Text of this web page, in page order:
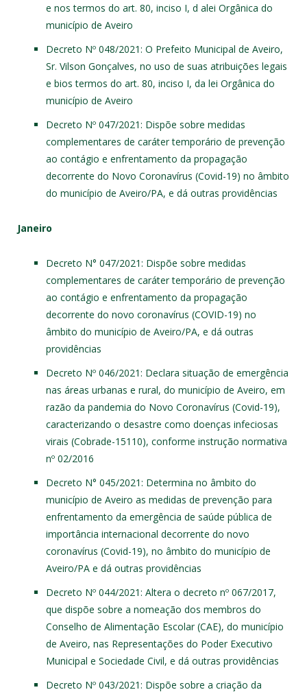
e nos termos do art. 80, inciso I, d alei Orgânica do
município de Aveiro
Decreto Nº 048/2021: O Prefeito Municipal de Aveiro,
Sr. Vilson Gonçalves, no uso de suas atribuições legais
e bios termos do art. 80, inciso I, da lei Orgânica do
município de Aveiro
Decreto Nº 047/2021: Dispõe sobre medidas
complementares de caráter temporário de prevenção
ao contágio e enfrentamento da propagação
decorrente do Novo Coronavírus (Covid-19) no âmbito
do município de Aveiro/PA, e dá outras providências
Janeiro
Decreto N° 047/2021: Dispõe sobre medidas
complementares de caráter temporário de prevenção
ao contágio e enfrentamento da propagação
decorrente do novo coronavírus (COVID-19) no
âmbito do município de Aveiro/PA, e dá outras
providências
Decreto Nº 046/2021: Declara situação de emergência
nas áreas urbanas e rural, do município de Aveiro, em
razão da pandemia do Novo Coronavírus (Covid-19),
caracterizando o desastre como doenças infeciosas
virais (Cobrade-15110), conforme instrução normativa
nº 02/2016
Decreto N° 045/2021: Determina no âmbito do
município de Aveiro as medidas de prevenção para
enfrentamento da emergência de saúde pública de
importância internacional decorrente do novo
coronavírus (Covid-19), no âmbito do município de
Aveiro/PA e dá outras providências
Decreto Nº 044/2021: Altera o decreto nº 067/2017,
que dispõe sobre a nomeação dos membros do
Conselho de Alimentação Escolar (CAE), do município
de Aveiro, nas Representações do Poder Executivo
Municipal e Sociedade Civil, e dá outras providências
Decreto Nº 043/2021: Dispõe sobre a criação da